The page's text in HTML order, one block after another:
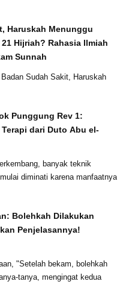
Haruskah Menunggu
Hijriah? Rahasia Ilmiah
Sunnah
Punggung Rev 1:
dari Duto Abu el-
banyak teknik
diminati karena manfaatnya
Bolehkah Dilakukan
Penjelasannya!
"Setelah bekam, bolehkah
tanya, mengingat kedua